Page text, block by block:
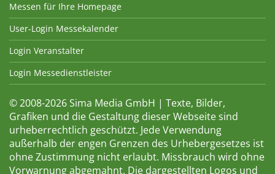
Messen für Ihre Homepage
User-Login Messekalender
Login Veranstalter
Login Messedienstleister
© 2008-2026 Sima Media GmbH | Texte, Bilder,
Grafiken und die Gestaltung dieser Webseite sind
urheberrechtlich geschützt. Jede Verwendung
außerhalb der engen Grenzen des Urhebergesetzes ist
ohne Zustimmung nicht erlaubt. Missbrauch wird ohne
Vorwarnung abgemahnt. Die dargestellten Logos und